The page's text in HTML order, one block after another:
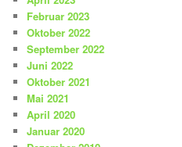
Februar 2023
Oktober 2022
September 2022
Juni 2022
Oktober 2021
Mai 2021
April 2020
Januar 2020